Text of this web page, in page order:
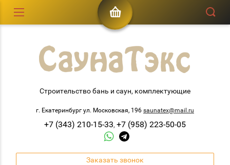
Строительство бань и саун, комплектующие
г. Екатеринбург ул. Московская, 196 saunatex@mail.ru
+7 (343) 210-15-33, +7 (958) 223-50-05
Заказать звонок